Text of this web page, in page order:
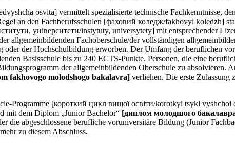
osvita] vermittelt spezialisierte technische Fachkenntnisse,
an den Fachberufsschulen [фаховий коледж/fakhovyi koledzh]
університети/instytuty, universytety] mit entsprechender
allgemeinbildenden Fachoberschule/der vollständigen
der Hochschulbildung erworben. Der Umfang der beruflichen
Basisschule bis zu 240 ECTS-Punkte. Personen, die eine
der allgemeinbildenden Oberschule zu
fakhovogo molodshogo bakalavra] verliehen. Die erste
Programme [короткий цикл вищої освіти/korotkyi tsykl
mit dem Diplom „Junior Bachelor“ [диплом молодшого
die abgeschlossene berufliche voruniversitäre Bildung (Junior
zu diesem Abschluss.